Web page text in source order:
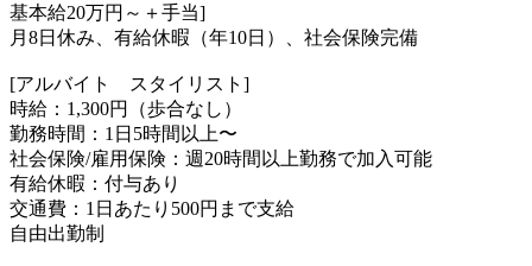
基本給20万円～＋手当]
月8日休み、有給休暇（年10日）、社会保険完備
[アルバイト スタイリスト]
時給：1,300円（歩合なし）
勤務時間：1日5時間以上〜
社会保険/雇用保険：週20時間以上勤務で加入可能
有給休暇：付与あり
交通費：1日あたり500円まで支給
自由出勤制